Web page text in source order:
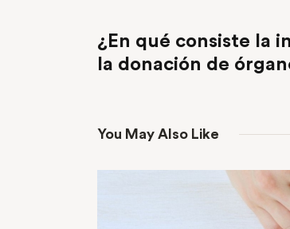
¿En qué consiste la
la donación de
You May Also Like